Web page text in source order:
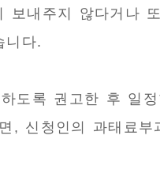
내주지 않다거나
니다.
도록 권고한 후 일
, 신청인의 과태료